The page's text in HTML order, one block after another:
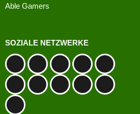
Able Gamers
SOZIALE NETZWERKE